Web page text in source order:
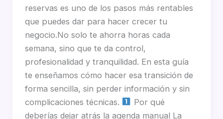
reservas es uno de los pasos más rentables
que puedes dar para hacer crecer tu
negocio.No solo te ahorra horas cada
semana, sino que te da control,
profesionalidad y tranquilidad. En esta guía
te enseñamos cómo hacer esa transición de
forma sencilla, sin perder información y sin
complicaciones técnicas.
Por qué
deberías dejar atrás la agenda manual La